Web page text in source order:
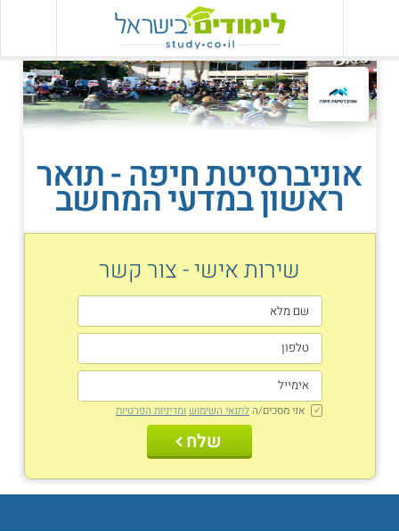
אוניברסיטת חיפה - תואר
ראשון במדעי המחשב
שירות אישי - צור קשר
אני מסכים/ה לתנאי השימוש ומדיניות הפרטיות
שלח